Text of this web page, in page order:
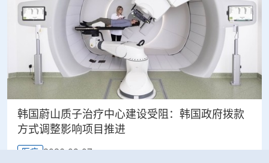
韩国蔚山质子治疗中心建设受阻：韩国政府拨款
方式调整影响项目推进
医疗 2026-08-07